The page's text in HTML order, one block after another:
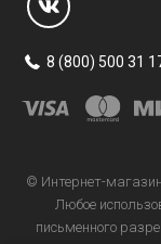
8 (800) 500 31
© Интернет-магазин
Любое
письменного